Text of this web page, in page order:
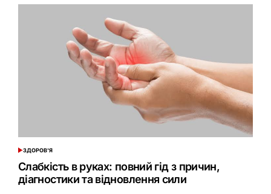
ОПУБЛІКУВАТИ
ЗДОРОВ'Я
Слабкість в руках: повний гід з причин,
діагностики та відновлення сили